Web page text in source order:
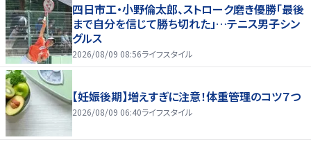
四日市工・小野倫太郎、ストローク磨き優勝「最後
まで自分を信じて勝ち切れた」…テニス男子シン
グルス
2026/08/09 08:56ライフスタイル
【妊娠後期】増えすぎに注意！体重管理のコツ７つ
2026/08/09 06:40ライフスタイル